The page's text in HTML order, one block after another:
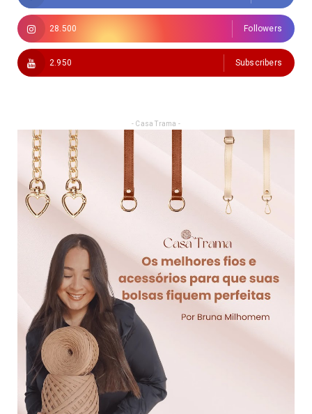
28.500 Followers
2.950 Subscribers
- Casa Trama -